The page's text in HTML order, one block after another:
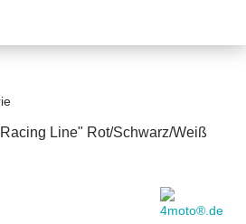
Line" Rot/Schwarz/Weiß